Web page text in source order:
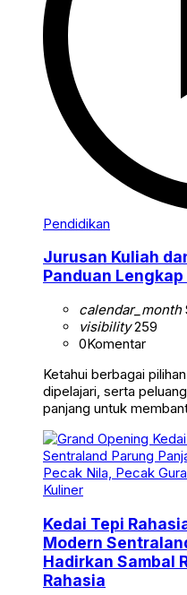
Pendidikan
Jurusan Kuliah
Panduan
calendar_month
visibility259
0Komentar
Ketahui berbagai
dipelajari, serta
panjang untuk
Kuliner
Kedai Tepi
Modern
Hadirkan Sambal
Rahasia